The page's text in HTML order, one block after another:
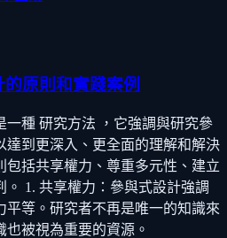
原則和實踐案例
一種 研究方法 ，它強調與研究參
達到更深入、更全面的理解和解決
包括共享權力、尊重多元性、建立
1. 共享權力：參與式設計強調
平等。研究者不再是唯一的知識來
被視為重要的資源。